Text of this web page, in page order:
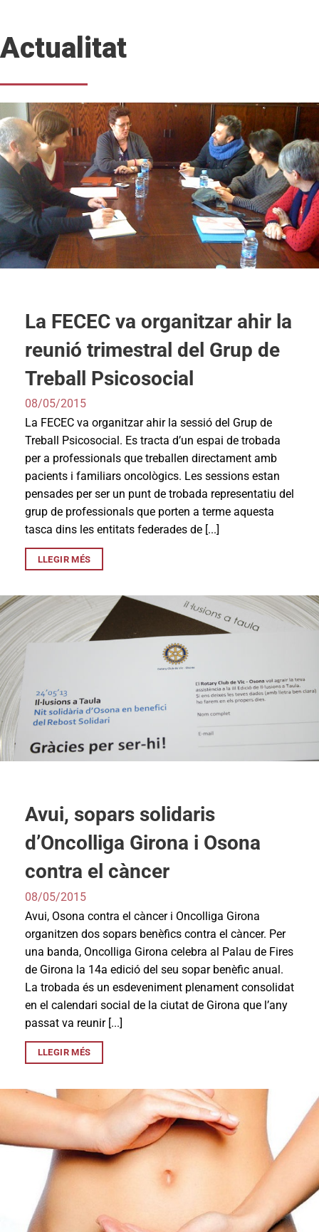
Actualitat
La FECEC va organitzar ahir la
reunió trimestral del Grup de
Treball Psicosocial
08/05/2015
La FECEC va organitzar ahir la sessió del Grup de
Treball Psicosocial. Es tracta d’un espai de trobada
per a professionals que treballen directament amb
pacients i familiars oncològics. Les sessions estan
pensades per ser un punt de trobada representatiu del
grup de professionals que porten a terme aquesta
tasca dins les entitats federades de [...]
LLEGIR MÉS
Avui, sopars solidaris
d’Oncolliga Girona i Osona
contra el càncer
08/05/2015
Avui, Osona contra el càncer i Oncolliga Girona
organitzen dos sopars benèfics contra el càncer. Per
una banda, Oncolliga Girona celebra al Palau de Fires
de Girona la 14a edició del seu sopar benèfic anual.
La trobada és un esdeveniment plenament consolidat
en el calendari social de la ciutat de Girona que l’any
passat va reunir [...]
LLEGIR MÉS